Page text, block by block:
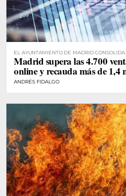
EL AYUNTAMIENTO DE MADRID
DIGITALES
Madrid supera las 4.700
online y recauda más de 1,4
ANDRÉS FIDALGO